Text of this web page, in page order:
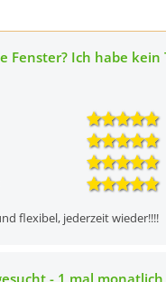
Fenster? Ich habe
flexibel, jederzeit wieder!!!!
- 1 mal monatlich